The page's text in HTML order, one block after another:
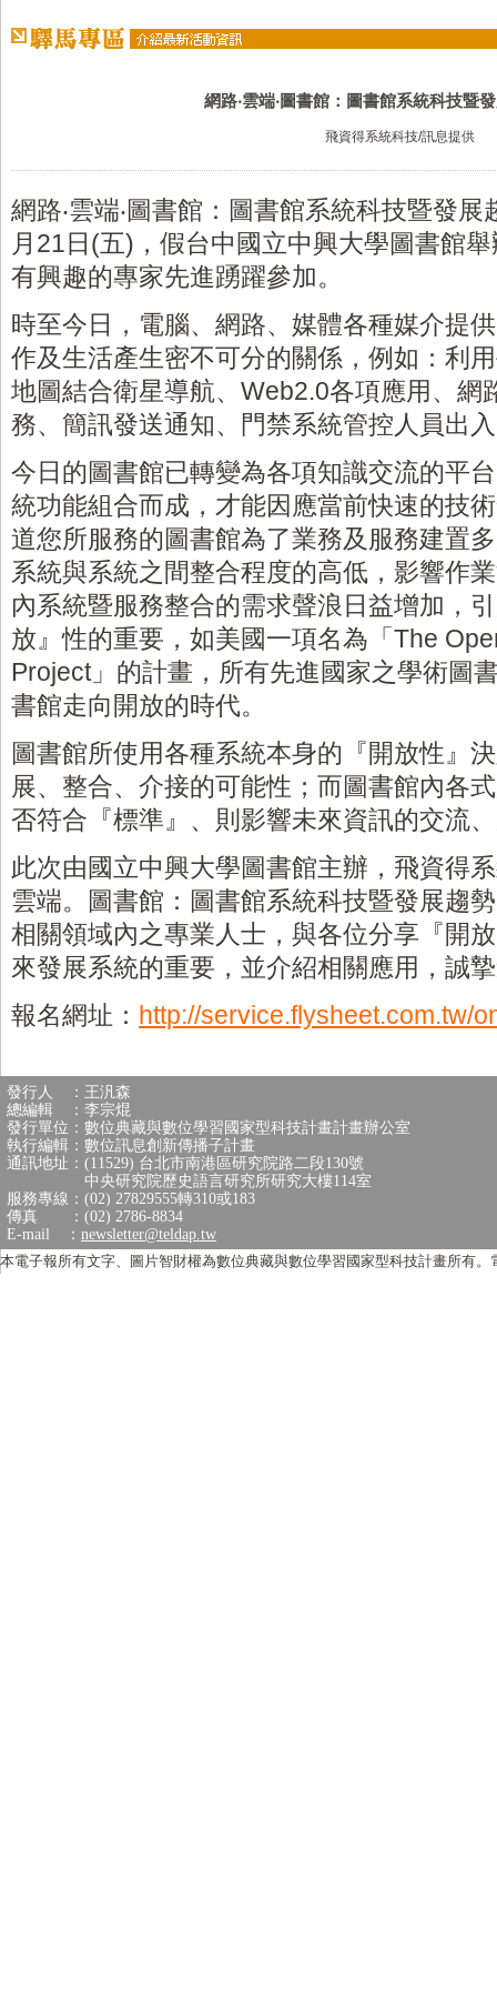
網路‧雲端‧圖書館：圖書館系統科技暨
飛資得系統科技/訊息提供
網路‧雲端‧圖書館：圖書館系統科技暨發
月21日(五)，假台中國立中興大學圖書館
有興趣的專家先進踴躍參加。
時至今日，電腦、網路、媒體各種媒介提
作及生活產生密不可分的關係，例如：利
地圖結合衛星導航、Web2.0各項應用、網
務、簡訊發送通知、門禁系統管控人員出
今日的圖書館已轉變為各項知識交流的平
統功能組合而成，才能因應當前快速的技
道您所服務的圖書館為了業務及服務建置
系統與系統之間整合程度的高低，影響作
內系統暨服務整合的需求聲浪日益增加，
放』性的重要，如美國一項名為「The
Project」的計畫，所有先進國家之學術圖
書館走向開放的時代。
圖書館所使用各種系統本身的『開放性』
展、整合、介接的可能性；而圖書館內各
否符合『標準』、則影響未來資訊的交流
此次由國立中興大學圖書館主辦，飛資得
雲端。圖書館：圖書館系統科技暨發展趨
相關領域內之專業人士，與各位分享『開
來發展系統的重要，並介紹相關應用，誠
報名網址： http://service.flysheet.com.tw/
發行人 ：王汎森
總編輯 ：李宗焜
發行單位：數位典藏與數位學習國家型科技計畫計畫辦公室
執行編輯：數位訊息創新傳播子計畫
通訊地址：(11529) 台北市南港區研究院路二段130號
中央研究院歷史語言研究所研究大樓114室
服務專線：(02) 27829555轉310或183
傳真 ：(02) 2786-8834
E-mail ： newsletter@teldap.tw
本電子報所有文字、圖片智財權為數位典藏與數位學習國家型科技計畫所有